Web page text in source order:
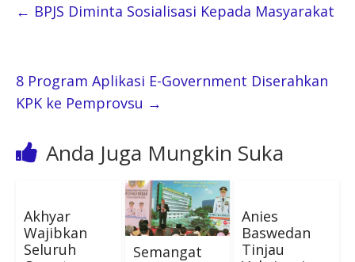
← BPJS Diminta Sosialisasi Kepada Masyarakat
8 Program Aplikasi E-Government Diserahkan
KPK ke Pemprovsu →
Anda Juga Mungkin Suka
Akhyar
Wajibkan
Seluruh
Semangat
Anies
Baswedan
Tinjau